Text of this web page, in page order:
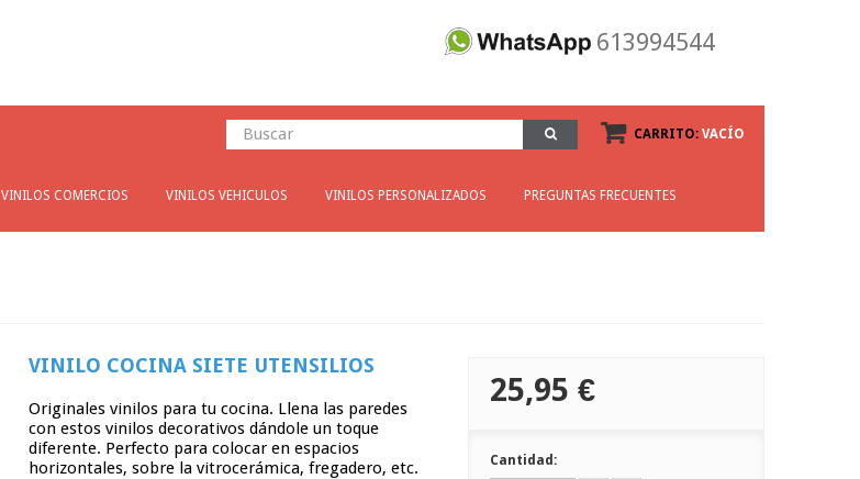
613994544
CARRITO: VACÍO
VINILOS COMERCIOS VINILOS VEHICULOS VINILOS PERSONALIZADOS PREGUNTAS FRECUENTES
VINILO COCINA SIETE UTENSILIOS
Originales vinilos para tu cocina. Llena las paredes
con estos vinilos decorativos dándole un toque
diferente. Perfecto para colocar en espacios
horizontales, sobre la vitrocerámica, fregadero, etc.
25,95 €
Cantidad: